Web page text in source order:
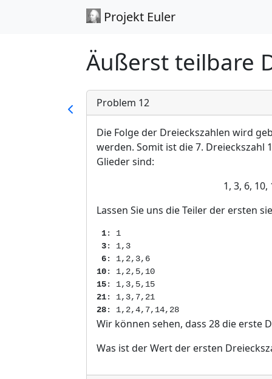
Projekt Euler
Äußerst teilbare
Problem 12
Die Folge der Dreieckszahlen wird
werden. Somit ist die 7. Dreieckszahl
Glieder sind:
1, 3, 6, 10,
Lassen Sie uns die Teiler der ersten
1: 1
3: 1,3
6: 1,2,3,6
10: 1,2,5,10
15: 1,3,5,15
21: 1,3,7,21
28: 1,2,4,7,14,28
Wir können sehen, dass 28 die erste
Was ist der Wert der ersten